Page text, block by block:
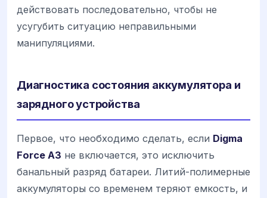
действовать последовательно, чтобы не
усугубить ситуацию неправильными
манипуляциями.
Диагностика состояния аккумулятора и
зарядного устройства
Первое, что необходимо сделать, если Digma
Force A3 не включается, это исключить
банальный разряд батареи. Литий-полимерные
аккумуляторы со временем теряют емкость, и